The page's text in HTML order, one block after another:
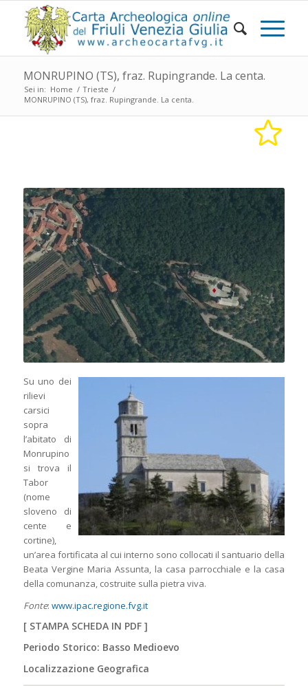
MONRUPINO (TS), fraz. Rupingrande. La centa.
Sei in: Home / Trieste /
MONRUPINO (TS), fraz. Rupingrande. La centa.
Su uno dei
rilievi
carsici
sopra
l’abitato di
Monrupino
si trova il
Tabor
(nome
sloveno di
cente e
cortine),
un’area fortificata al cui interno sono collocati il santuario della
Beata Vergine Maria Assunta, la casa parrocchiale e la casa
della comunanza, costruite sulla pietra viva.
Fonte: www.ipac.regione.fvg.it
[ STAMPA SCHEDA IN PDF]
Periodo Storico: Basso Medioevo
Localizzazione Geografica